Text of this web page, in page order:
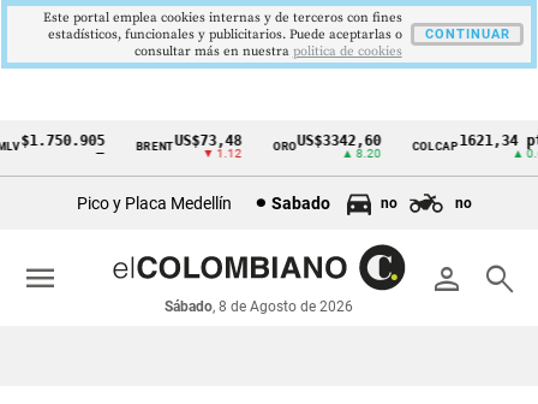
Cintillo
económicos
Colombia
$1.750.905 BRENTUS$73,48
▼ 1.12
OROUS$3342,60
▲ 8.20
COLCAP1621,34 pts
▲ 0.67
Pico y Placa Medellín Sabado no no
person search
Sábado, 8 de Agosto de 2026
menu
Este portal emplea cookies internas y de terceros con fines
estadísticos, funcionales y publicitarios. Puede aceptarlas o
consultar más en nuestra politica de cookies
CONTINUAR